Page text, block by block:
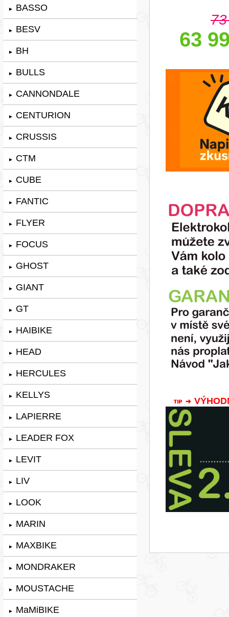
► BASSO
► BESV
► BH
► BULLS
► CANNONDALE
► CENTURION
► CRUSSIS
► CTM
► CUBE
► FANTIC
► FLYER
► FOCUS
► GHOST
► GIANT
► GT
► HAIBIKE
► HEAD
► HERCULES
► KELLYS
► LAPIERRE
► LEADER FOX
► LEVIT
► LIV
► LOOK
► MARIN
► MAXBIKE
► MONDRAKER
► MOUSTACHE
► MaMiBIKE
63